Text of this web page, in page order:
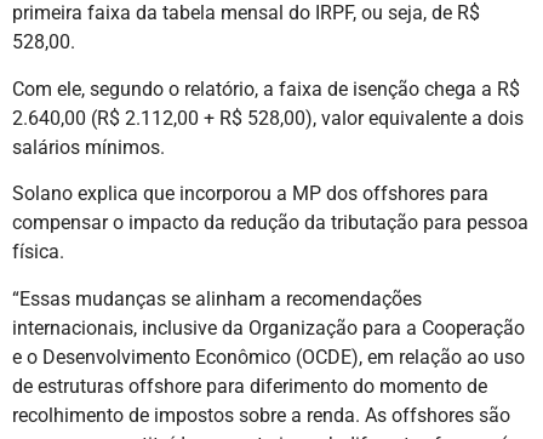
primeira faixa da tabela mensal do IRPF, ou seja, de R$
528,00.
Com ele, segundo o relatório, a faixa de isenção chega a R$
2.640,00 (R$ 2.112,00 + R$ 528,00), valor equivalente a dois
salários mínimos.
Solano explica que incorporou a MP dos offshores para
compensar o impacto da redução da tributação para pessoa
física.
“Essas mudanças se alinham a recomendações
internacionais, inclusive da Organização para a Cooperação
e o Desenvolvimento Econômico (OCDE), em relação ao uso
de estruturas offshore para diferimento do momento de
recolhimento de impostos sobre a renda. As offshores são